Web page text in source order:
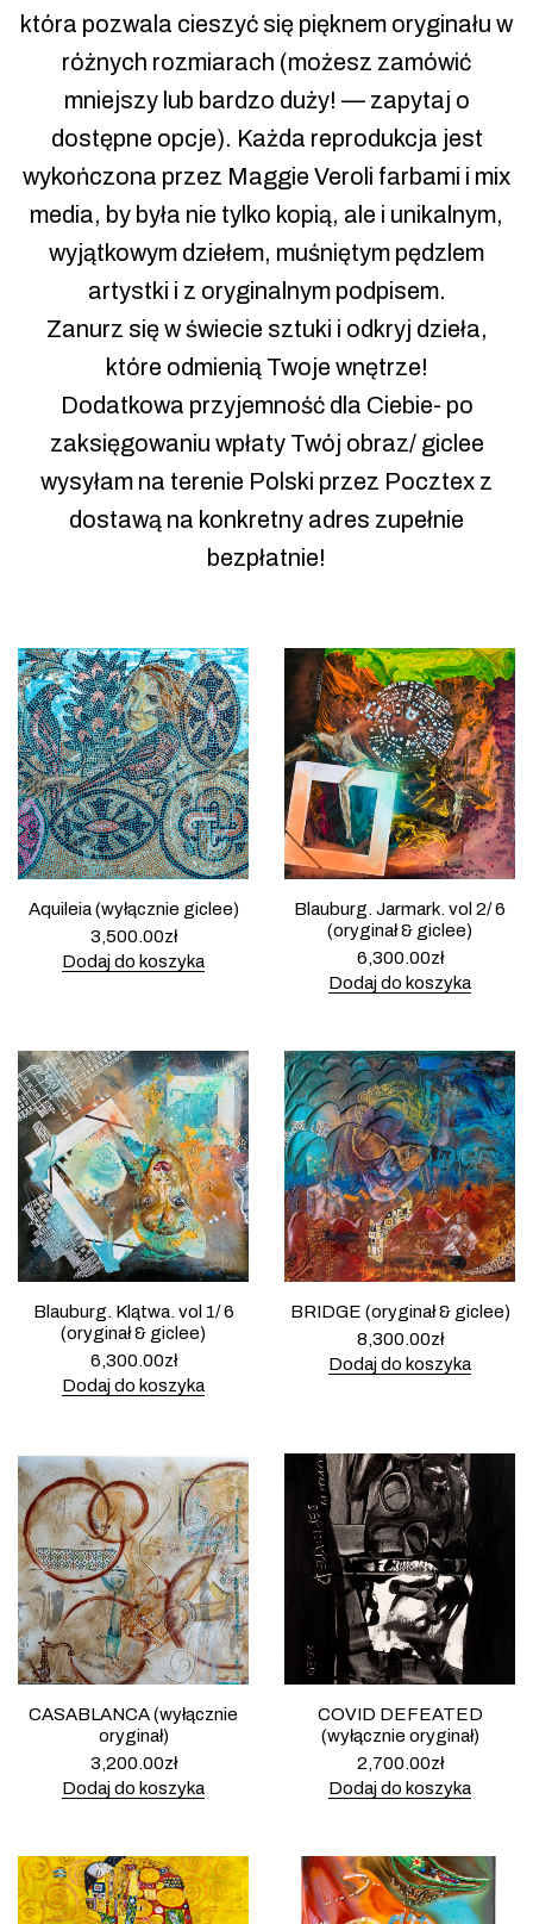
która pozwala cieszyć się pięknem oryginału w
różnych rozmiarach (możesz zamówić
mniejszy lub bardzo duży! — zapytaj o
dostępne opcje). Każda reprodukcja jest
wykończona przez Maggie Veroli farbami i mix
media, by była nie tylko kopią, ale i unikalnym,
wyjątkowym dziełem, muśniętym pędzlem
artystki i z oryginalnym podpisem.
Zanurz się w świecie sztuki i odkryj dzieła,
które odmienią Twoje wnętrze!
Dodatkowa przyjemność dla Ciebie- po
zaksięgowaniu wpłaty Twój obraz/ giclee
wysyłam na terenie Polski przez Pocztex z
dostawą na konkretny adres zupełnie
bezpłatnie!
Aquileia (wyłącznie giclee)
3,500.00zł
Dodaj do koszyka
Blauburg. Jarmark. vol 2/ 6
(oryginał & giclee)
6,300.00zł
Dodaj do koszyka
Blauburg. Klątwa. vol 1/ 6
(oryginał & giclee)
6,300.00zł
Dodaj do koszyka
BRIDGE (oryginał & giclee)
8,300.00zł
Dodaj do koszyka
CASABLANCA (wyłącznie
oryginał)
3,200.00zł
Dodaj do koszyka
COVID DEFEATED
(wyłącznie oryginał)
2,700.00zł
Dodaj do koszyka